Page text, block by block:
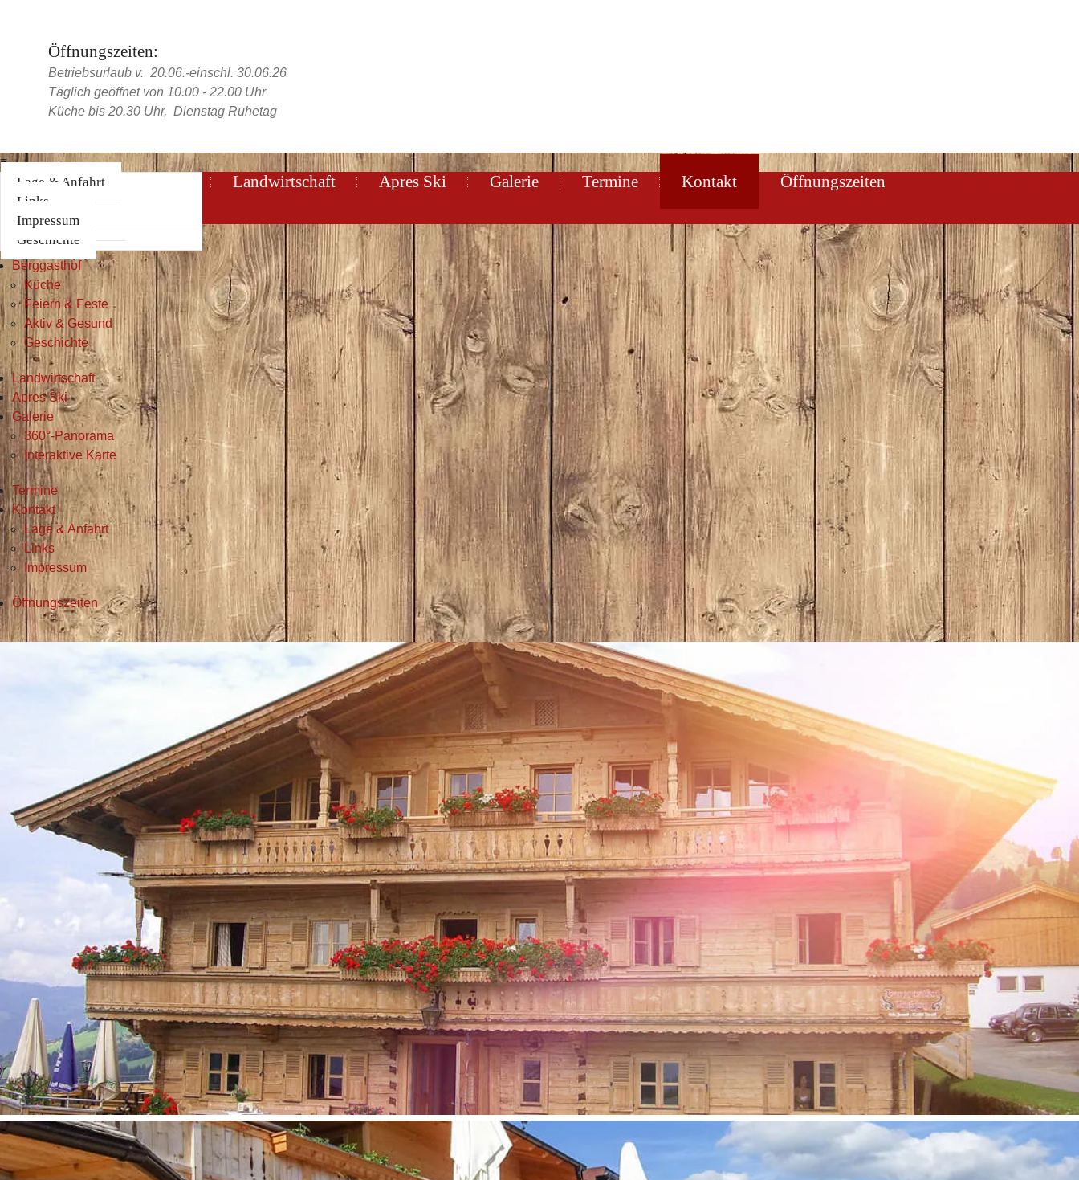
Öffnungszeiten:
Betriebsurlaub v. 20.06.-einschl. 30.06.26
Täglich geöffnet von 10.00 - 22.00 Uhr
Küche bis 20.30 Uhr, Dienstag Ruhetag
≡
Home
Küche
Feiern & Feste
Aktiv & Gesund
Geschichte
Landwirtschaft Apres Ski Galerie
360°-Panorama
Interaktive Karte
Termine Kontakt
Lage & Anfahrt
Links
Impressum
Öffnungszeiten
Home
Berggasthof
Küche
Feiern & Feste
Aktiv & Gesund
Geschichte
Landwirtschaft
Apres Ski
Galerie
360°-Panorama
Interaktive Karte
Termine
Kontakt
Lage & Anfahrt
Links
Impressum
Öffnungszeiten